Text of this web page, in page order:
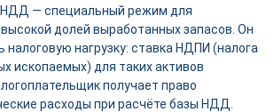
НДД — специальный режим для
долей выработанных запасов. Он
налоговую нагрузку: ставка НДПИ (налога
ископаемых) для таких активов
получает право
расходы при расчёте базы НДД.